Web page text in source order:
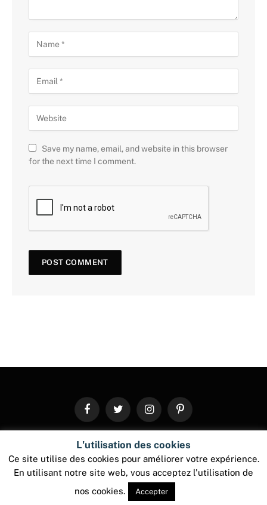
Save my name, email, and website in this browser
for the next time I comment.
FacebookTwitter InstagramPinterest
© 2026 ThemeSphere. Designed byThemeSphere
L'utilisation des cookies
Ce site utilise des cookies pour améliorer votre expérience.
En utilisant notre site web, vous acceptez l'utilisation de
nos cookies.
Accepter